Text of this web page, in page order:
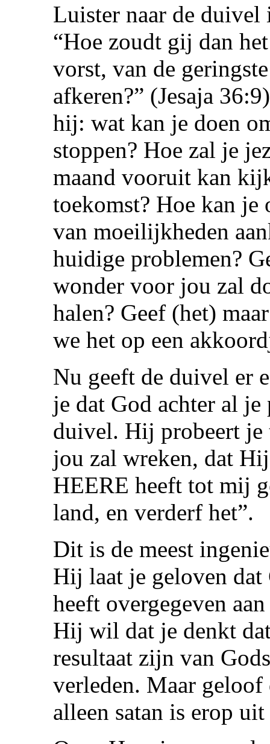
Luister naar de duivel
“Hoe zoudt gij dan
vorst, van de
afkeren?” (Jesaja
hij: wat kan je doen
stoppen? Hoe zal je
maand vooruit kan
toekomst? Hoe kan je
van moeilijkheden
huidige problemen?
wonder voor jou zal
halen? Geef (het)
we het op een
Nu geeft de duivel er
je dat God achter al
duivel. Hij probeert je
jou zal wreken, dat
HEERE heeft tot mij
land, en verderf het”.
Dit is de meest
Hij laat je geloven
heeft overgegeven
Hij wil dat je denkt
resultaat zijn van
verleden. Maar
alleen satan is erop